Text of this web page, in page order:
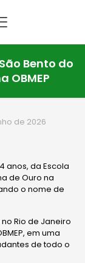
Bento do
OBMEP
de 2026
anos, da Escola
de Ouro na
o nome de
Rio de Janeiro
em uma
de todo o